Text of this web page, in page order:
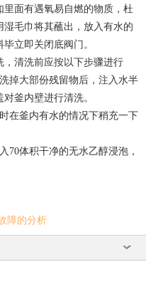
面有遇氧易自燃的物质，杜
毛巾将其蘸出，放入有水的
立即关闭底阀门。
，清洗前应按以下步骤进行
掉大部份残留物后，注入水半
釜内壁进行清洗。
在釜内有水的情况下稍充一下
70体积干净的无水乙醇浸泡，
障的分析